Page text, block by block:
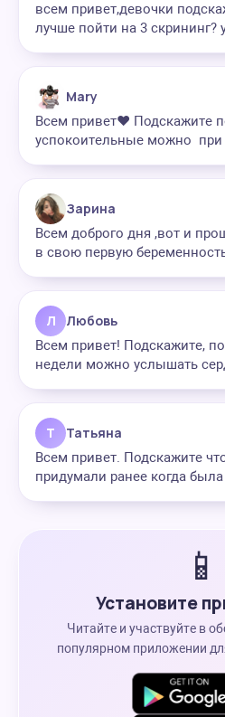
всем привет,девочки
лучше пойти на 3 скрининг?
Mary
Всем привет❤ Подскажите
успокоительные можно при
Зарина
Всем доброго дня ,вот и
в свою первую
Л Любовь
Всем привет! Подскажите,
недели можно услышать
Т Татьяна
Всем привет. Подскажите
придумали ранее когда
📱
Установите
Читайте и участвуйте в
популярном приложении